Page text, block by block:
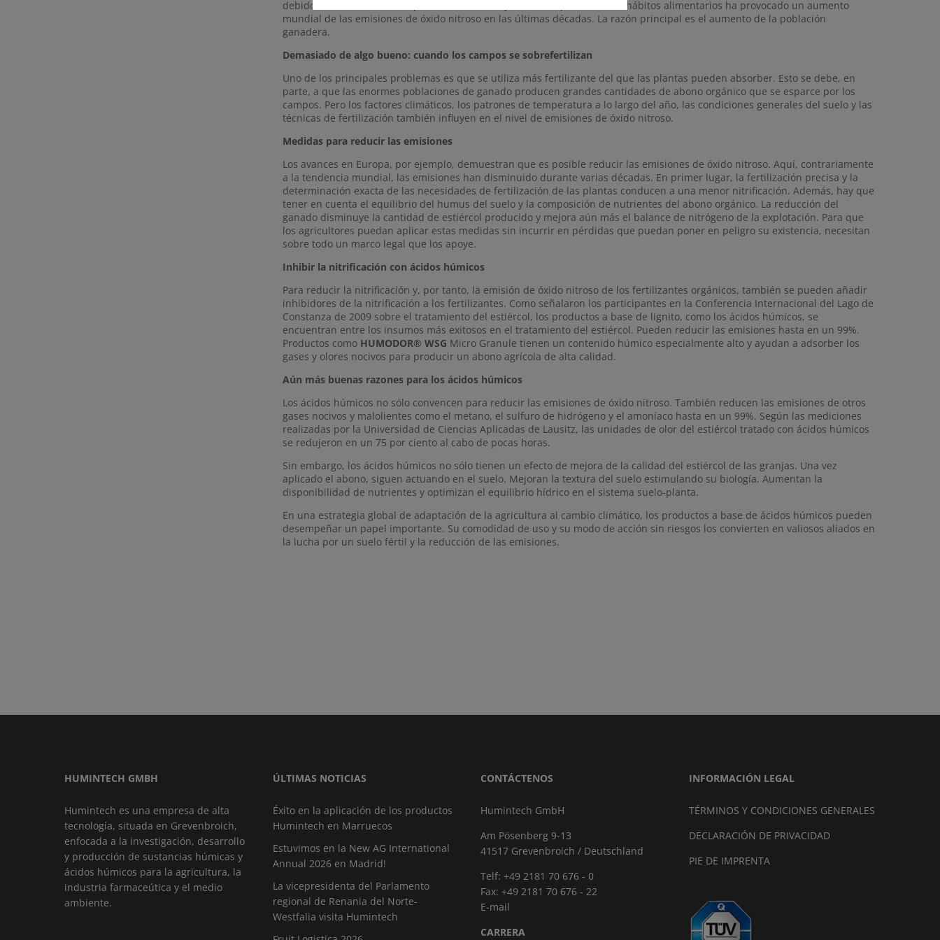
debido al crecimiento de la población mundial y al cambio parcial de los hábitos alimentarios ha provocado un aumento
mundial de las emisiones de óxido nitroso en las últimas décadas. La razón principal es el aumento de la población
ganadera.
Demasiado de algo bueno: cuando los campos se sobrefertilizan
Uno de los principales problemas es que se utiliza más fertilizante del que las plantas pueden absorber. Esto se debe, en
parte, a que las enormes poblaciones de ganado producen grandes cantidades de abono orgánico que se esparce por los
campos. Pero los factores climáticos, los patrones de temperatura a lo largo del año, las condiciones generales del suelo y las
técnicas de fertilización también influyen en el nivel de emisiones de óxido nitroso.
Medidas para reducir las emisiones
Los avances en Europa, por ejemplo, demuestran que es posible reducir las emisiones de óxido nitroso. Aquí, contrariamente
a la tendencia mundial, las emisiones han disminuido durante varias décadas. En primer lugar, la fertilización precisa y la
determinación exacta de las necesidades de fertilización de las plantas conducen a una menor nitrificación. Además, hay que
tener en cuenta el equilibrio del humus del suelo y la composición de nutrientes del abono orgánico. La reducción del
ganado disminuye la cantidad de estiércol producido y mejora aún más el balance de nitrógeno de la explotación. Para que
los agricultores puedan aplicar estas medidas sin incurrir en pérdidas que puedan poner en peligro su existencia, necesitan
sobre todo un marco legal que los apoye.
Inhibir la nitrificación con ácidos húmicos
Para reducir la nitrificación y, por tanto, la emisión de óxido nitroso de los fertilizantes orgánicos, también se pueden añadir
inhibidores de la nitrificación a los fertilizantes. Como señalaron los participantes en la Conferencia Internacional del Lago de
Constanza de 2009 sobre el tratamiento del estiércol, los productos a base de lignito, como los ácidos húmicos, se
encuentran entre los insumos más exitosos en el tratamiento del estiércol. Pueden reducir las emisiones hasta en un 99%.
Productos como HUMODOR® WSG Micro Granule tienen un contenido húmico especialmente alto y ayudan a adsorber los
gases y olores nocivos para producir un abono agrícola de alta calidad.
Aún más buenas razones para los ácidos húmicos
Los ácidos húmicos no sólo convencen para reducir las emisiones de óxido nitroso. También reducen las emisiones de otros
gases nocivos y malolientes como el metano, el sulfuro de hidrógeno y el amoníaco hasta en un 99%. Según las mediciones
realizadas por la Universidad de Ciencias Aplicadas de Lausitz, las unidades de olor del estiércol tratado con ácidos húmicos
se redujeron en un 75 por ciento al cabo de pocas horas.
Sin embargo, los ácidos húmicos no sólo tienen un efecto de mejora de la calidad del estiércol de las granjas. Una vez
aplicado el abono, siguen actuando en el suelo. Mejoran la textura del suelo estimulando su biología. Aumentan la
disponibilidad de nutrientes y optimizan el equilibrio hídrico en el sistema suelo-planta.
En una estrategia global de adaptación de la agricultura al cambio climático, los productos a base de ácidos húmicos pueden
desempeñar un papel importante. Su comodidad de uso y su modo de acción sin riesgos los convierten en valiosos aliados en
la lucha por un suelo fértil y la reducción de las emisiones.
HUMINTECH GMBH
Humintech es una empresa de alta
tecnología, situada en Grevenbroich,
enfocada a la investigación, desarrollo
y producción de sustancias húmicas y
ácidos húmicos para la agricultura, la
industria farmaceútica y el medio
ambiente.
ÚLTIMAS NOTICIAS
Éxito en la aplicación de los productos
Humintech en Marruecos
Estuvimos en la New AG International
Annual 2026 en Madrid!
La vicepresidenta del Parlamento
regional de Renania del Norte-
Westfalia visita Humintech
CONTÁCTENOS
Humintech GmbH
Am Pösenberg 9-13
41517 Grevenbroich / Deutschland
Telf: +49 2181 70 676 - 0
Fax: +49 2181 70 676 - 22
E-mail
CARRERA
INFORMACIÓN LEGAL
TÉRMINOS Y CONDICIONES GENERALES
DECLARACIÓN DE PRIVACIDAD
PIE DE IMPRENTA